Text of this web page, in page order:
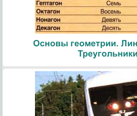
Основы геометрии.
Треугольники